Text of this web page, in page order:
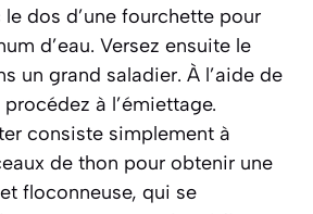
dos d’une fourchette pour
d’eau. Versez ensuite le
un grand saladier. À l’aide de
à l’émiettage.
consiste simplement à
de thon pour obtenir une
floconneuse, qui se